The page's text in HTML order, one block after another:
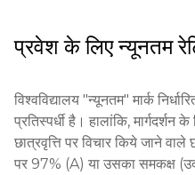
इंजीनियरिंग, कानून, प्रबंधन और
अनुसंधान करने और वैश्विक
वाले नेताओं और नवाचारकों की
साथ है।
और डॉक्टरेट के कार्यक्रमों के
विशेषकृत परीक्षणों की आवश्यकता
न्यूनतम आयु: आधिकारिक न्यूनतम आयु
के समकक्ष पूर्व-शिक्षा के साथ पूरा
आवेदन प्रक्रिया:
प्रवेश के लिए न्यूनतम
विश्वविद्यालय "न्यूनतम" मार्क
प्रतिस्पर्धी है। हालांकि,
छात्रवृत्ति पर विचार किये जाने
पर 97% (A) या उसका समकक्ष